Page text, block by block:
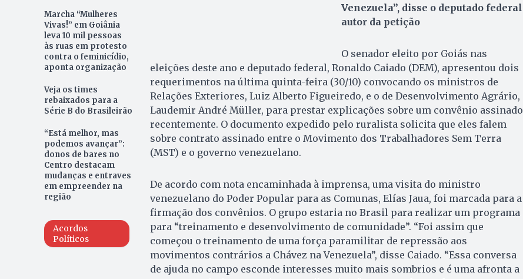
Marcha “Mulheres
Vivas!” em Goiânia
leva 10 mil pessoas
às ruas em protesto
contra o feminicídio,
aponta organização
Veja os times
rebaixados para a
Série B do Brasileirão
“Está melhor, mas
podemos avançar”:
donos de bares no
Centro destacam
mudanças e entraves
em empreender na
região
Acordos
Políticos
Venezuela”, disse o deputado federal
autor da petição
O senador eleito por Goiás nas
eleições deste ano e deputado federal, Ronaldo Caiado (DEM), apresentou dois
requerimentos na última quinta-feira (30/10) convocando os ministros de
Relações Exteriores, Luiz Alberto Figueiredo, e o de Desenvolvimento Agrário,
Laudemir André Müller, para prestar explicações sobre um convênio assinado
recentemente. O documento expedido pelo ruralista solicita que eles falem
sobre contrato assinado entre o Movimento dos Trabalhadores Sem Terra
(MST) e o governo venezuelano.
De acordo com nota encaminhada à imprensa, uma visita do ministro
venezuelano do Poder Popular para as Comunas, Elías Jaua, foi marcada para a
firmação dos convênios. O grupo estaria no Brasil para realizar um programa
para “treinamento e desenvolvimento de comunidade”. “Foi assim que
começou o treinamento de uma força paramilitar de repressão aos
movimentos contrários a Chávez na Venezuela”, disse Caiado. “Essa conversa
de ajuda no campo esconde interesses muito mais sombrios e é uma afronta a